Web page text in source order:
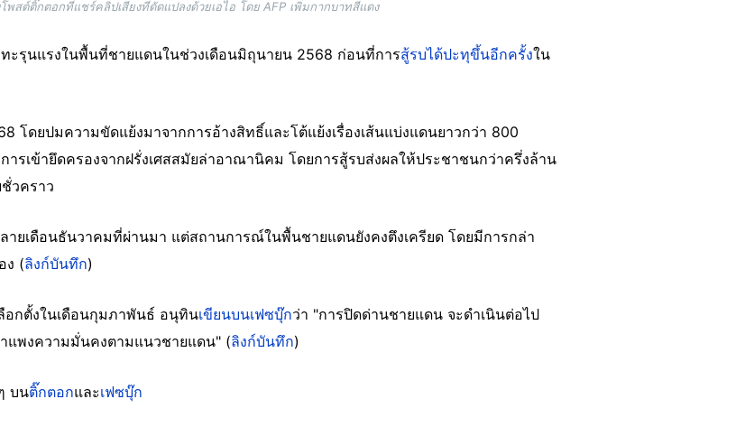
สต์ติ๊กตอกที่แชร์คลิปเสียงที่ดัดแปลงด้วยเอไอ โดย AFP เพิ่มกากบาทสีแดง
ะรุนแรงในพื้นที่ชายแดนในช่วงเดือนมิถุนายน 2568 ก่อนที่การสู้รบได้ปะทุขึ้นอีกครั้งใน
โดยปมความขัดแย้งมาจากการอ้างสิทธิ์และโต้แย้งเรื่องเส้นแบ่งแดนยาวกว่า 800
รเข้ายึดครองจากฝรั่งเศสสมัยล่าอาณานิคม โดยการสู้รบส่งผลให้ประชาชนกว่าครึ่งล้าน
วคราว
ายเดือนธันวาคมที่ผ่านมา แต่สถานการณ์ในพื้นชายแดนยังคงตึงเครียด โดยมีการกล่า
ง (ลิงก์บันทึก)
อกตั้งในเดือนกุมภาพันธ์ อนุทินเขียนบนเฟซบุ๊กว่า "การปิดด่านชายแดน จะดำเนินต่อไป
แพงความมั่นคงตามแนวชายแดน" (ลิงก์บันทึก)
บนติ๊กตอกและเฟซบุ๊ก